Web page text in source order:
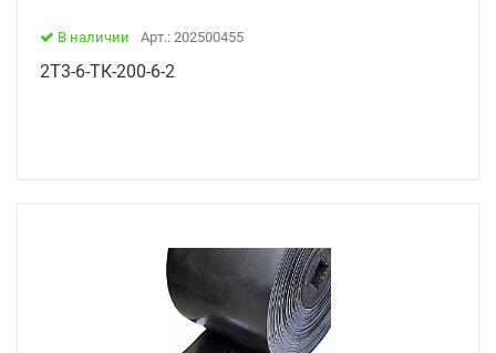
В наличии Арт.: 202500455
2Т3-6-ТК-200-6-2